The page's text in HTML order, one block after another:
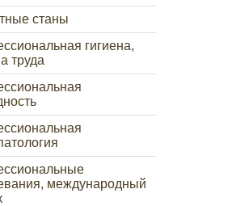
станы
гигиена,
труда
международный